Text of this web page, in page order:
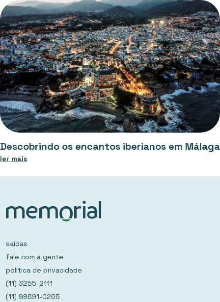
Descobrindo os encantos iberianos em Málaga
ler mais
saídas
fale com a gente
política de privacidade
(11) 3255-2111
(11) 98691-0265